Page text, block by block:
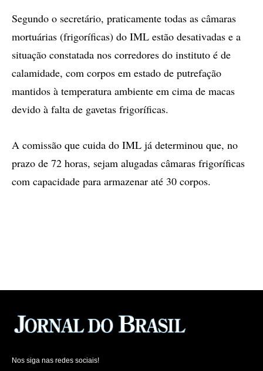
Segundo o secretário, praticamente todas as câmaras
mortuárias (frigoríficas) do IML estão desativadas e a
situação constatada nos corredores do instituto é de
calamidade, com corpos em estado de putrefação
mantidos à temperatura ambiente em cima de macas
devido à falta de gavetas frigoríficas.
A comissão que cuida do IML já determinou que, no
prazo de 72 horas, sejam alugadas câmaras frigoríficas
com capacidade para armazenar até 30 corpos.
Nos siga nas redes sociais!